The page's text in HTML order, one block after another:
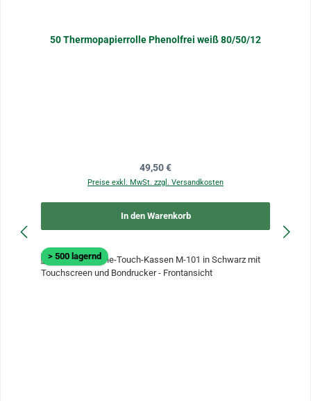
50 Thermopapierrolle Phenolfrei weiß 80/50/12
Regulärer Preis:
49,50 €
Preise exkl. MwSt. zzgl. Versandkosten
In den Warenkorb
> 500 lagernd